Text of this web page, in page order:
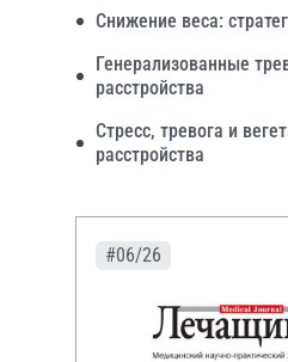
Снижение веса:
Генерализованные
расстройства
Стресс, тревога и
расстройства
#06/26